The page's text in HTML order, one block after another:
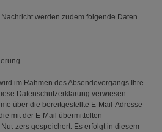
werden zudem folgende Daten
im Rahmen des Absendevorgangs Ihre
Datenschutzerklärung verwiesen.
über die bereitgestellte E-Mail-Adresse
mit der E-Mail übermittelten
zers gespeichert. Es erfolgt in diesem